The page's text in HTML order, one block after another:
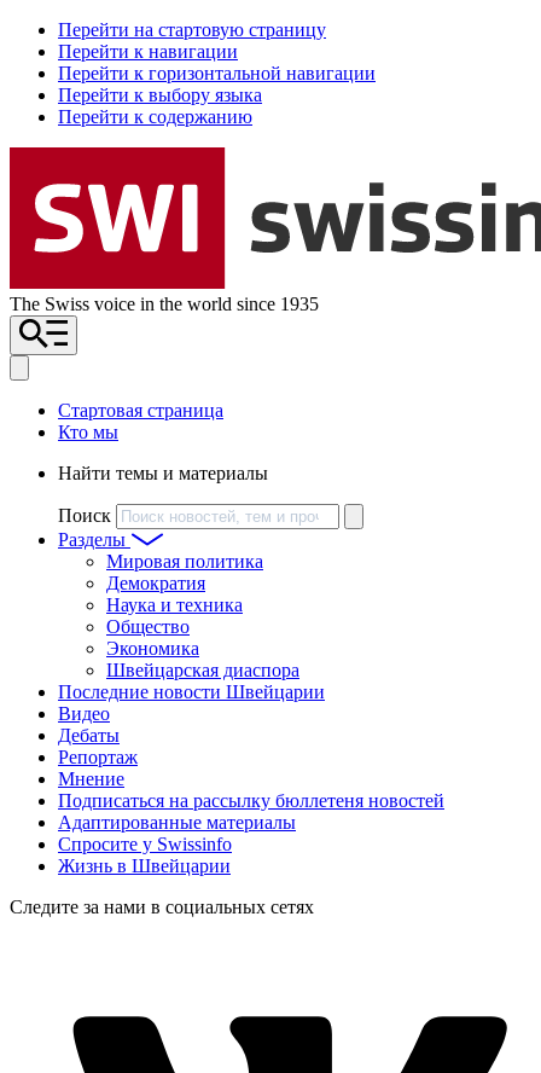
Перейти на стартовую страницу
Перейти к навигации
Перейти к горизонтальной навигации
Перейти к выбору языка
Перейти к содержанию
The Swiss voice in the world since 1935
Стартовая страница
Кто мы
Найти темы и материалы
Поиск
Разделы
Мировая политика
Демократия
Наука и техника
Общество
Экономика
Швейцарская диаспора
Последние новости Швейцарии
Видео
Дебаты
Репортаж
Мнение
Подписаться на рассылку бюллетеня новостей
Адаптированные материалы
Спросите у Swissinfo
Жизнь в Швейцарии
Следите за нами в социальных сетях